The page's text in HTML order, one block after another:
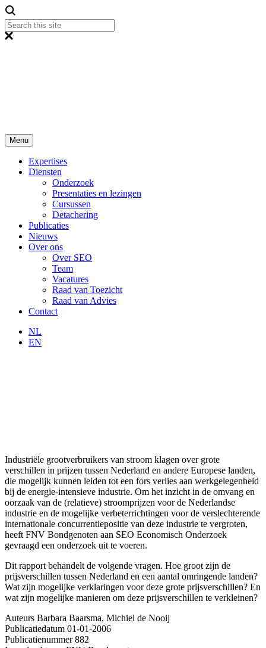
Menu
Expertises
Diensten
Onderzoek
Presentaties en lezingen
Cursussen
Detachering
Publicaties
Nieuws
Over ons
Over SEO
Team
Vacatures
Raad van Toezicht
Raad van Advies
Contact
NL
EN
Industriële grootverbruikers van stroom klagen over grote
verschillen in prijzen tussen Nederland en andere Europese landen,
die mogelijk kunnen leiden tot een fors verlies aan werkgelegenheid
bij de energie-intensieve industrie. Om het inzicht in de omvang en
oorzaak van de (relatieve) stroomprijzen voor de Nederlandse
industrie en de mogelijke verbeterrichtingen voor de verslechterende
internationale concurrentiepositie van deze industrie te vergroten,
heeft FNV Bondgenoten aan SEO Economisch Onderzoek
gevraagd een onderzoek uit te voeren.
Dit rapport behandelt de volgende vragen. Hoe groot zijn de
prijsverschillen tussen Nederland en een aantal omringende landen?
Wat zijn mogelijke verklaringen voor deze grote prijsverschillen? En
wat zijn mogelijke manieren om deze prijsverschillen te verkleinen?
Auteurs Barbara Baarsma, Michiel de Nooij
Publicatiedatum 01-01-2006
Publicatienummer882